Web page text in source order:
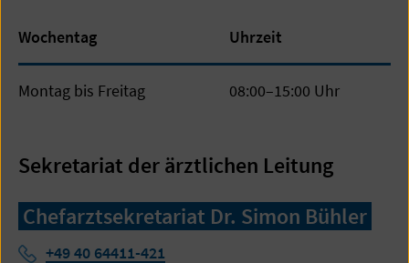
Wochentag Uhrzeit
Montag bis Freitag 08:00–15:00 Uhr
Sekretariat der ärztlichen Leitung
Chefarztsekretariat Dr. Simon Bühler
Telefon:
+49 40 64411-421